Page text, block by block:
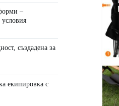
–
създадена за
екипировка с